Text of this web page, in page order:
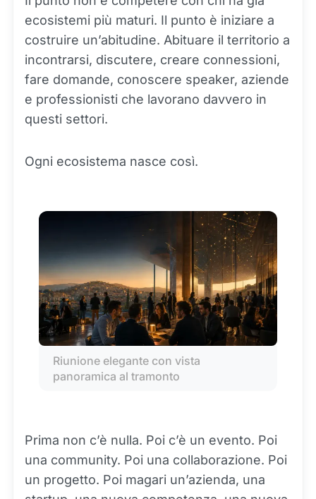
ecosistemi più maturi. Il punto è iniziare a
costruire un’abitudine. Abituare il territorio a
incontrarsi, discutere, creare connessioni,
fare domande, conoscere speaker, aziende
e professionisti che lavorano davvero in
questi settori.
Ogni ecosistema nasce così.
Riunione elegante con vista
panoramica al tramonto
Prima non c’è nulla. Poi c’è un evento. Poi
una community. Poi una collaborazione. Poi
un progetto. Poi magari un’azienda, una